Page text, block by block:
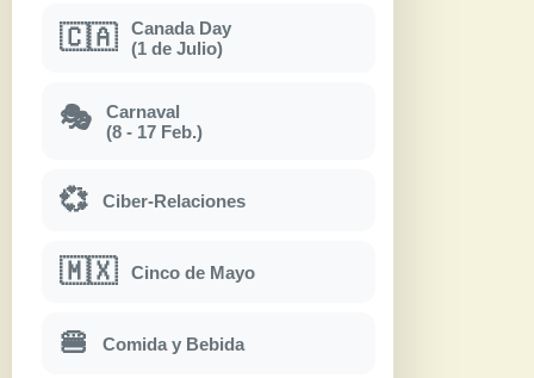
🇨🇦
Canada Day
(1 de Julio)
🎭
Carnaval
(8 - 17 Feb.)
💞 Ciber-Relaciones
🇲🇽 Cinco de Mayo
🍔 Comida y Bebida